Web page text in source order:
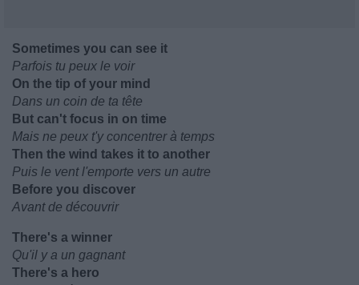
Sometimes you can see it
Parfois tu peux le voir
On the tip of your mind
Dans un coin de ta tête
But can't focus in on time
Mais ne peux t'y concentrer à temps
Then the wind takes it to another
Puis le vent l'emporte vers un autre
Before you discover
Avant de découvrir
There's a winner
Qu'il y a un gagnant
There's a hero